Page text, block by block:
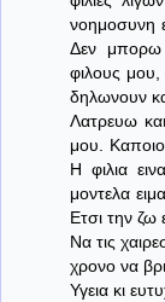
νοημοσυνη
Δεν μπορω
φιλους
δηλωνουν
Λατρευω
μου.
Η φιλια
μοντελα
Ετσι την ζω
Να τις
χρονο να
Υγεια κι